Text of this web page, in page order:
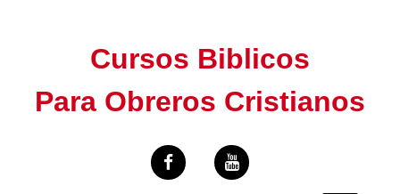
Cursos Biblicos
Para Obreros Cristianos